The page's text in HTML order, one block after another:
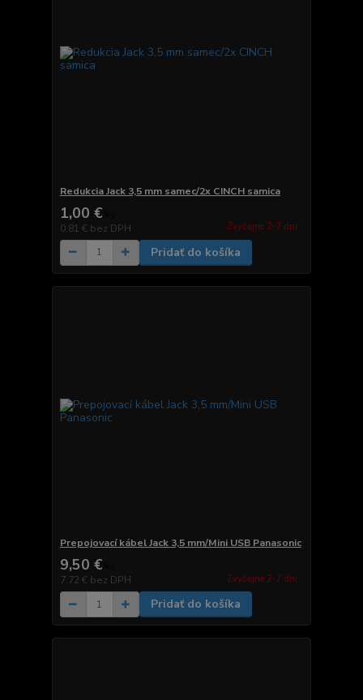
Redukcia Jack 3,5 mm samec/2x CINCH samica
1,00 €
0,81 € bez DPH Zvyčajne 2-7 dni.
Pridať do košíka
Prepojovací kábel Jack 3,5 mm/Mini USB Panasonic
9,50 €
7,72 € bez DPH Zvyčajne 2-7 dni.
Pridať do košíka